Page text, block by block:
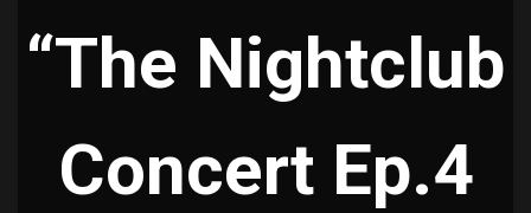
“The Nightclub
Concert Ep.4